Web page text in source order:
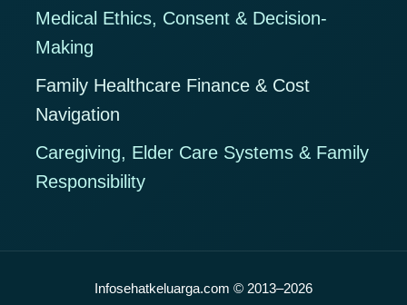
Medical Ethics, Consent & Decision-
Making
Family Healthcare Finance & Cost
Navigation
Caregiving, Elder Care Systems & Family
Responsibility
Infosehatkeluarga.com © 2013–2026